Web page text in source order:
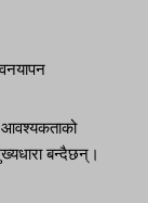
आवश्यकताको
बन्दैछन्।